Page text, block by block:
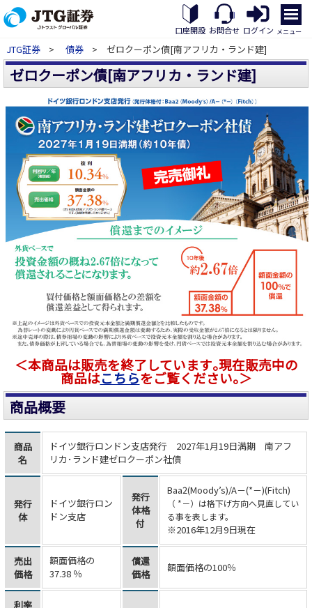
口座開設 お問合せ ログイン
メ
ニ
ュ
を
く
メニュー
JTG証券 > 債券 > ゼロクーポン債[南アフリカ・ランド建]
ゼロクーポン債[南アフリカ・ランド建]
＜本商品は販売を終了しています｡現在販売中の
商品はこちらをご覧ください｡＞
商品概要
商品
名
ドイツ銀行ロンドン支店発行 2027年1月19日満期 南アフ
リカ･ランド建ゼロクーポン社債
発行
体
ドイツ銀行ロン
ドン支店
発行
体格
付
Baa2(Moody’s)/A－(*－)(Fitch)
（ *－）は格下げ方向へ見直してい
る事を表します。
※2016年12月9日現在
売出
価格
額面価格の
37.38 ％
償還
価格
額面価格の100％
利率